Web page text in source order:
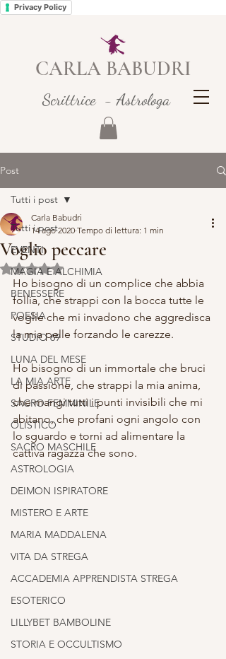
Privacy Policy
CARLA BABUDRI
Scrittrice - Astrologa
Post
Tutti i post
EVENTI
MAGIA E ALCHIMIA
BENESSERE
POESIA
STUDIO 69
LUNA DEL MESE
LA MIA ARTE
SACRO FEMMINILE
OLISTICO
SACRO MASCHILE
ASTROLOGIA
DEIMON ISPIRATORE
MISTERO E ARTE
MARIA MADDALENA
VITA DA STREGA
ACCADEMIA APPRENDISTA STREGA
ESOTERICO
LILLYBET BAMBOLINE
STORIA E OCCULTISMO
Tutti i post
Voglio peccare
Carla Babudri
14 ago 2020 Tempo di lettura: 1 min
Valutazione NaN stelle su 5.
Ho bisogno di un complice che abbia
follia, che strappi con la bocca tutte le
voglie che mi invadono che aggredisca
la mia pelle forzando le carezze.
Ho bisogno di un immortale che bruci
di passione, che strappi la mia anima,
che mangi tutti i punti invisibili che mi
abitano, che profani ogni angolo con
lo sguardo e torni ad alimentare la
cattiva ragazza che sono.